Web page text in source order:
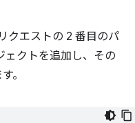
リクエストの 2 番目のパ
ェクトを追加し、その
。